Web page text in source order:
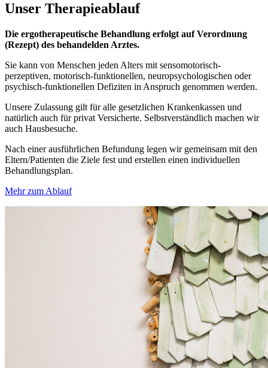
Unser Therapieablauf
Die ergotherapeutische Behandlung erfolgt auf Verordnung
(Rezept) des behandelden Arztes.
Sie kann von Menschen jeden Alters mit sensomotorisch-
perzeptiven, motorisch-funktionellen, neuropsychologischen oder
psychisch-funktionellen Defiziten in Anspruch genommen werden.
Unsere Zulassung gilt für alle gesetzlichen Krankenkassen und
natürlich auch für privat Versicherte. Selbstverständlich machen wir
auch Hausbesuche.
Nach einer ausführlichen Befundung legen wir gemeinsam mit den
Eltern/Patienten die Ziele fest und erstellen einen individuellen
Behandlungsplan.
Mehr zum Ablauf